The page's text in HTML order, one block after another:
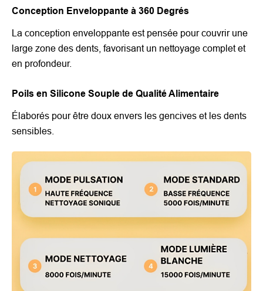
Conception Enveloppante à 360 Degrés
La conception enveloppante est pensée pour couvrir une
large zone des dents, favorisant un nettoyage complet et
en profondeur.
Poils en Silicone Souple de Qualité Alimentaire
Élaborés pour être doux envers les gencives et les dents
sensibles.